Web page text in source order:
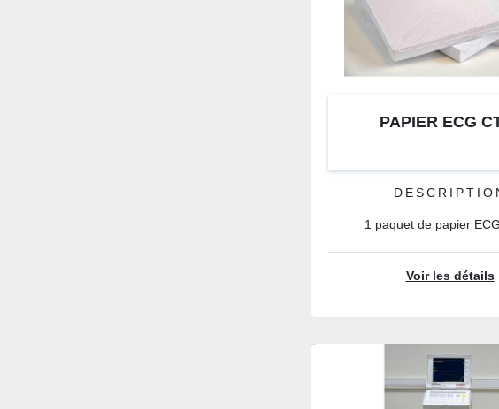
PAPIER ECG
1 paquet de papier
Voir les détails